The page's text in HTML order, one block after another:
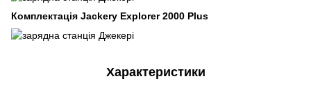
Комплектація Jackery Explorer 2000 Plus
Характеристики